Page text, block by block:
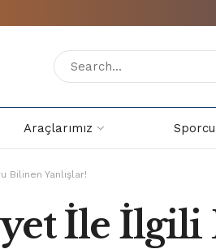
Araçlarımız
Bilinen Yanlışlar!
İle